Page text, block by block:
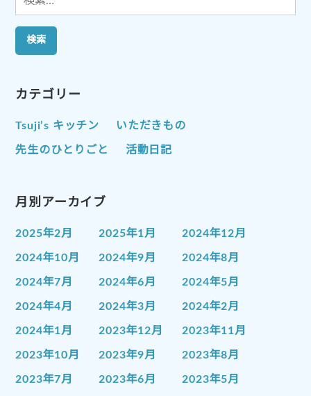
索:
カテゴリー
Tsuji’s キッチン いただきもの
先生のひとりごと 活動日記
月別アーカイブ
2025年2月 2025年1月 2024年12月
2024年10月 2024年9月 2024年8月
2024年7月 2024年6月 2024年5月
2024年4月 2024年3月 2024年2月
2024年1月 2023年12月 2023年11月
2023年10月 2023年9月 2023年8月
2023年7月 2023年6月 2023年5月